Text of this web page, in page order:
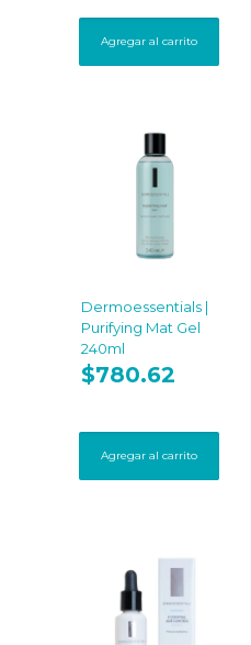
Agregar al carrito
Dermoessentials |
Purifying Mat Gel
240ml
$780.62
Agregar al carrito